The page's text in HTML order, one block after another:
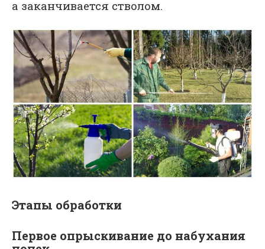
а заканчивается стволом.
Этапы обработки
Первое опрыскивание до набухания